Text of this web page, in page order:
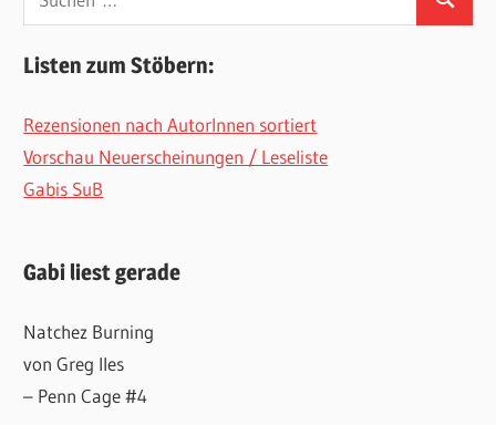
nach:
Suchen
Listen zum Stöbern:
Rezensionen nach AutorInnen sortiert
Vorschau Neuerscheinungen / Leseliste
Gabis SuB
Gabi liest gerade
Natchez Burning
von Greg Iles
– Penn Cage #4